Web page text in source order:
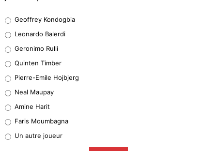
38%
32%
4%
1%
9%
Geoffrey Kondogbia
Leonardo Balerdi
Geronimo Rulli
Quinten Timber
Pierre-Emile Hojbjerg
Neal Maupay
Amine Harit
Faris Moumbagna
Un autre joueur